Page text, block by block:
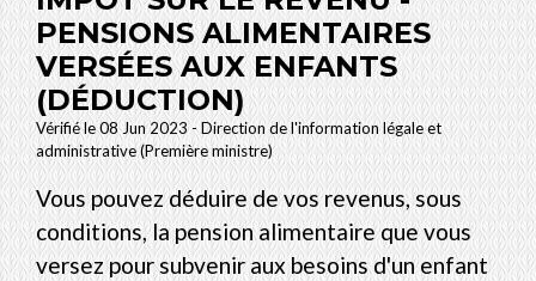
PENSIONS ALIMENTAIRES
VERSÉES AUX ENFANTS
(DÉDUCTION)
Vérifié le 08 Jun 2023 - Direction de l'information légale et
administrative (Première ministre)
Vous pouvez déduire de vos revenus, sous
conditions, la pension alimentaire que vous
versez pour subvenir aux besoins d'un enfant